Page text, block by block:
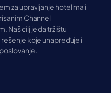
za upravljanje hotelima i
Channel
Naš cilj je da tržištu
koje unapređuje i